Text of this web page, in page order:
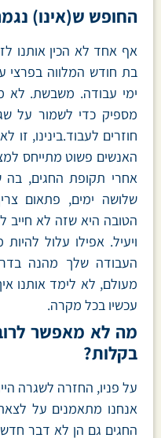
החופש ש(אינו)
אף אחד לא הכין אותנו
בת חודש המלווה בפרצי
ימי עבודה. משבשת. לא
מספיק כדי לשמור על
חוזרים לעבוד.בינינו,
האנשים פשוט מתייחס
אחרי תקופת החגים, בה
שלושה ימים, פתאום
הטובה היא שזה לא חייב
ויעיל. אפילו עלול
העבודה שלך מהנה
מעולם, לא לימד אותנו
עכשיו בכל מקרה.
מה לא מאפשר
בקלות?
על פניו, החזרה לשגרה
אנחנו מתאמנים על
החגים גם הן לא דבר